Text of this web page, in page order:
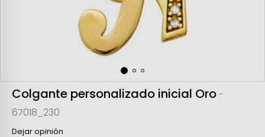
Colgante personalizado inicial Oro-
67018_230
Dejar opinión